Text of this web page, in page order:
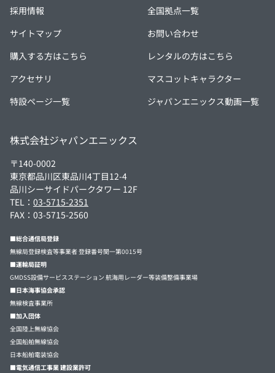
採用情報
全国拠点一覧
サイトマップ
お問い合わせ
購入する方はこちら
レンタルの方はこちら
アクセサリ
マスコットキャラクター
特設ページ一覧
ジャパンエニックス動画一覧
株式会社ジャパンエニックス
〒140-0002
東京都品川区東品川4丁目12-4
品川シーサイドパークタワー 12F
TEL： 03-5715-2351
FAX：03-5715-2560
■総合通信局登録
無線局登録検査等事業者 登録番号関一第0015号
■運輸局証明
GMDSS設備サービスステーション 航海用レーダー等装備整備事業場
■日本海事協会承認
無線検査事業所
■加入団体
全国陸上無線協会
全国船舶無線協会
日本船舶電装協会
■電気通信工事業 建設業許可